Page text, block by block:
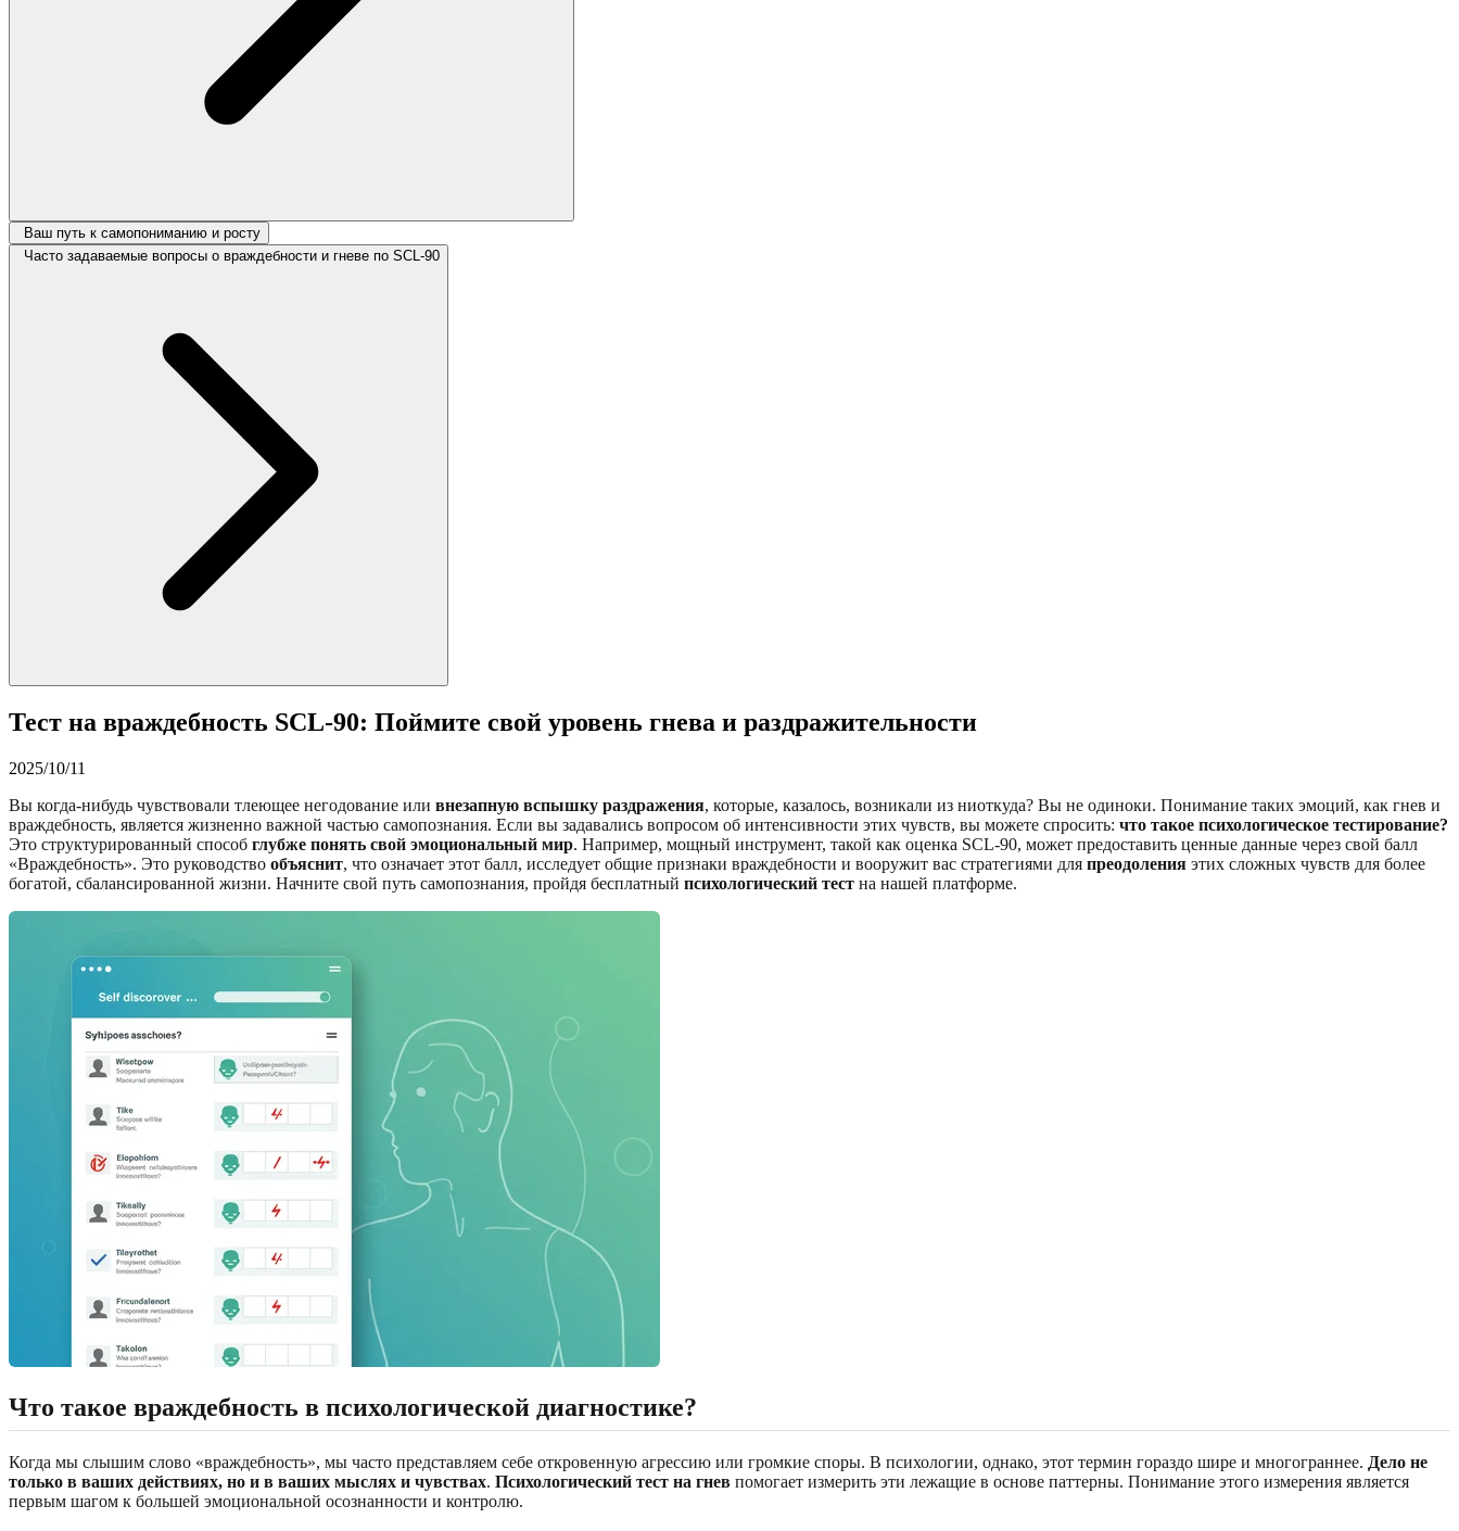
Ваш путь к самопониманию и росту
Часто задаваемые вопросы о враждебности и гневе по SCL-90
Тест на враждебность SCL-90: Поймите свой уровень гнева и раздражительности
2025/10/11
Вы когда-нибудь чувствовали тлеющее негодование или внезапную вспышку раздражения, которые, казалось, возникали из ниоткуда? Вы не одиноки. Понимание таких эмоций, как гнев и
враждебность, является жизненно важной частью самопознания. Если вы задавались вопросом об интенсивности этих чувств, вы можете спросить: что такое психологическое тестирование?
Это структурированный способ глубже понять свой эмоциональный мир. Например, мощный инструмент, такой как оценка SCL-90, может предоставить ценные данные через свой балл
«Враждебность». Это руководство объяснит, что означает этот балл, исследует общие признаки враждебности и вооружит вас стратегиями для преодоления этих сложных чувств для более
богатой, сбалансированной жизни. Начните свой путь самопознания, пройдя бесплатный психологический тест на нашей платформе.
Что такое враждебность в психологической диагностике?
Когда мы слышим слово «враждебность», мы часто представляем себе откровенную агрессию или громкие споры. В психологии, однако, этот термин гораздо шире и многограннее. Дело не
только в ваших действиях, но и в ваших мыслях и чувствах. Психологический тест на гнев помогает измерить эти лежащие в основе паттерны. Понимание этого измерения является
первым шагом к большей эмоциональной осознанности и контролю.